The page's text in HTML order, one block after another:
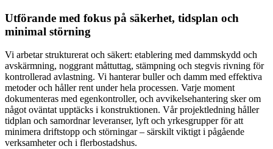
Utförande med fokus på säkerhet, tidsplan och
minimal störning
Vi arbetar strukturerat och säkert: etablering med dammskydd och
avskärmning, noggrant måttuttag, stämpning och stegvis rivning för
kontrollerad avlastning. Vi hanterar buller och damm med effektiva
metoder och håller rent under hela processen. Varje moment
dokumenteras med egenkontroller, och avvikelsehantering sker om
något oväntat upptäcks i konstruktionen. Vår projektledning håller
tidplan och samordnar leveranser, lyft och yrkesgrupper för att
minimera driftstopp och störningar – särskilt viktigt i pågående
verksamheter och i flerbostadshus.